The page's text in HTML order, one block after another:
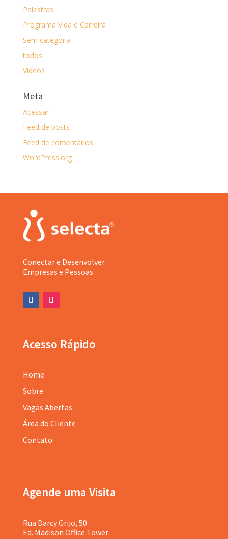
Palestras
Programa Vida e Carreira
Sem categoria
todos
Vídeos
Meta
Acessar
Feed de posts
Feed de comentários
WordPress.org
Conectar e Desenvolver
Empresas e Pessoas
Acesso Rápido
Home
Sobre
Vagas Abertas
Área do Cliente
Contato
Agende uma Visita
Rua Darcy Grijo, 50
Ed. Madison Office Tower